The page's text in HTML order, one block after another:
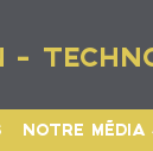
-
NOTRE MÉDIA